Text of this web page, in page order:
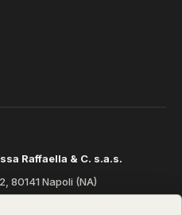
Raffaella & C. s.a.s.
80141 Napoli (NA)